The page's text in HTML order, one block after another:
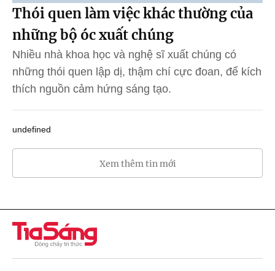
Thói quen làm việc khác thường của
những bộ óc xuất chúng
Nhiều nhà khoa học và nghệ sĩ xuất chúng có
những thói quen lập dị, thậm chí cực đoan, để kích
thích nguồn cảm hứng sáng tạo.
undefined
Xem thêm tin mới